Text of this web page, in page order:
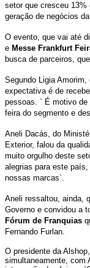
setor que cresceu
geração de negócios
O evento, que vai até
e Messe Frankfurt
busca de parceiros,
Segundo Ligia
expectativa é de
pessoas. ` É motivo
feira do segmento e
Aneli Dacás, do
Exterior, falou da
muito orgulho deste
alegrias para este
nossas marcas`.
Aneli ressaltou, ainda,
Governo e convidou a
Fórum de Franquias
Fernando Furlan.
O presidente da
simultaneamente, com